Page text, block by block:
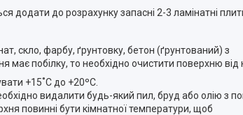
додати до розрахунку запасні 2-3 ламінатні
скло, фарбу, ґрунтовку, бетон (ґрунтований) з
має побілку, то необхідно очистити поверхню від
+15˚С до +20ºС.
видалити будь-який пил, бруд або олію з
повинні бути кімнатної температури, щоб